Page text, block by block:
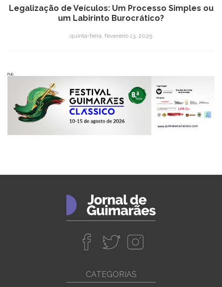
Legalização de Veículos: Um Processo Simples ou
um Labirinto Burocrático?
quinta-feira, fevereiro 13, 2025
Pub
CATEGORIAS